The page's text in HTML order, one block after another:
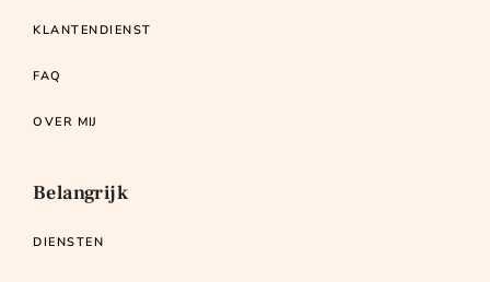
KLANTENDIENST
FAQ
OVER MIJ
Belangrijk
DIENSTEN